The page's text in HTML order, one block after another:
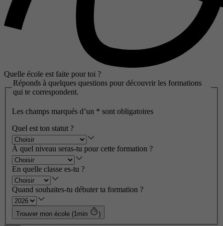
Quelle école est faite pour toi ?
Réponds à quelques questions pour découvrir les formations
qui te correspondent.
Les champs marqués d’un * sont obligatoires
Quel est ton statut ?
À quel niveau seras-tu pour cette formation ?
En quelle classe es-tu ?
Quand souhaites-tu débuter ta formation ?
Trouver mon école (1min )